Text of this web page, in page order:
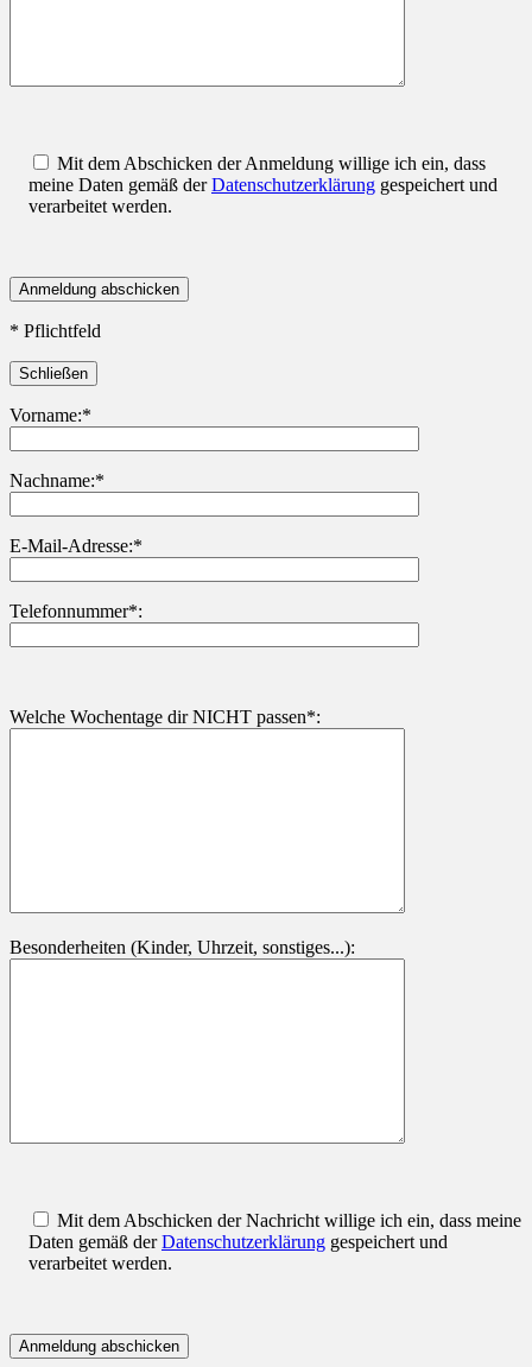
Mit dem Abschicken der Anmeldung willige ich ein, dass
meine Daten gemäß derDatenschutzerklärung gespeichert und
verarbeitet werden.
* Pflichtfeld
Schließen
Vorname:*
Nachname:*
Bitte lasse dieses Feld leer.
E-Mail-Adresse:*
Telefonnummer*:
Welche Wochentage dir NICHT passen*:
Besonderheiten (Kinder, Uhrzeit, sonstiges...):
Mit dem Abschicken der Nachricht willige ich ein, dass meine
Daten gemäß derDatenschutzerklärung gespeichert und
verarbeitet werden.